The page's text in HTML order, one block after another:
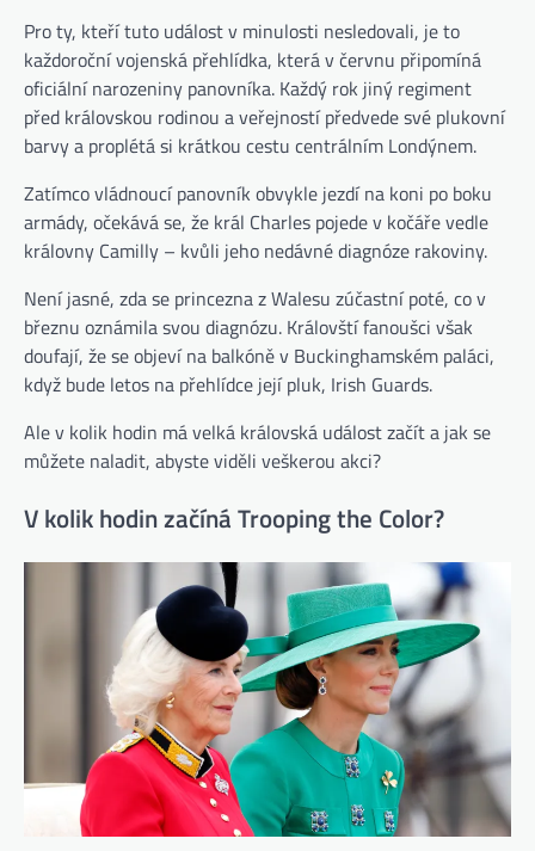
Pro ty, kteří tuto událost v minulosti nesledovali, je to
každoroční vojenská přehlídka, která v červnu připomíná
oficiální narozeniny panovníka. Každý rok jiný regiment
před královskou rodinou a veřejností předvede své plukovní
barvy a proplétá si krátkou cestu centrálním Londýnem.
Zatímco vládnoucí panovník obvykle jezdí na koni po boku
armády, očekává se, že král Charles pojede v kočáře vedle
královny Camilly – kvůli jeho nedávné diagnóze rakoviny.
Není jasné, zda se princezna z Walesu zúčastní poté, co v
březnu oznámila svou diagnózu. Královští fanoušci však
doufají, že se objeví na balkóně v Buckinghamském paláci,
když bude letos na přehlídce její pluk, Irish Guards.
Ale v kolik hodin má velká královská událost začít a jak se
můžete naladit, abyste viděli veškerou akci?
V kolik hodin začíná Trooping the Color?